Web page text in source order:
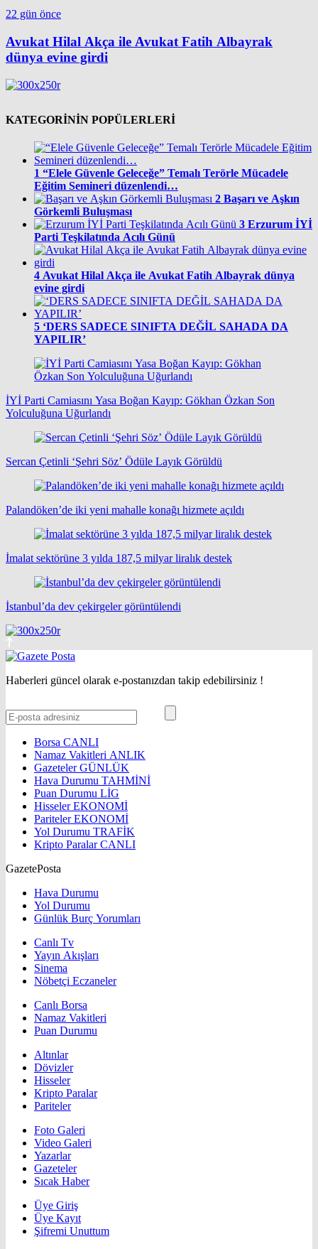
22 gün önce
Avukat Hilal Akça ile Avukat Fatih Albayrak
dünya evine girdi
KATEGORİNİN POPÜLERLERİ
1 “Elele Güvenle Geleceğe” Temalı Terörle Mücadele
Eğitim Semineri düzenlendi…
2 Başarı ve Aşkın
Görkemli Buluşması
3 Erzurum İYİ
Parti Teşkilatında Acılı Günü
4 Avukat Hilal Akça ile Avukat Fatih Albayrak dünya
evine girdi
5 ‘DERS SADECE SINIFTA DEĞİL SAHADA DA
YAPILIR’
İYİ Parti Camiasını Yasa Boğan Kayıp: Gökhan Özkan Son
Yolculuğuna Uğurlandı
Sercan Çetinli ‘Şehri Söz’ Ödüle Layık Görüldü
Palandöken’de iki yeni mahalle konağı hizmete açıldı
İmalat sektörüne 3 yılda 187,5 milyar liralık destek
İstanbul’da dev çekirgeler görüntülendi
Haberleri güncel olarak e-postanızdan takip edebilirsiniz !
Borsa CANLI
Namaz Vakitleri ANLIK
GazetelerGÜNLÜK
Hava Durumu TAHMİNİ
Puan Durumu LİG
HisselerEKONOMİ
ParitelerEKONOMİ
Yol Durumu TRAFİK
Kripto ParalarCANLI
GazetePosta
Hava Durumu
Yol Durumu
Günlük Burç Yorumları
Canlı Tv
Yayın Akışları
Sinema
Nöbetçi Eczaneler
Canlı Borsa
Namaz Vakitleri
Puan Durumu
Altınlar
Dövizler
Hisseler
Kripto Paralar
Pariteler
Foto Galeri
Video Galeri
Yazarlar
Gazeteler
Sıcak Haber
Üye Giriş
Üye Kayıt
Şifremi Unuttum